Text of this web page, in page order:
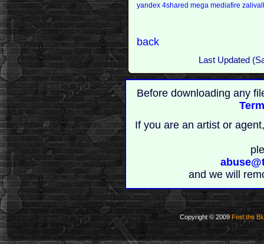
yandex4sharedmegamediafire
back
Last Updated
Before downloading any
If you are an artist or
and we will
Copyright © 2009 Feel the